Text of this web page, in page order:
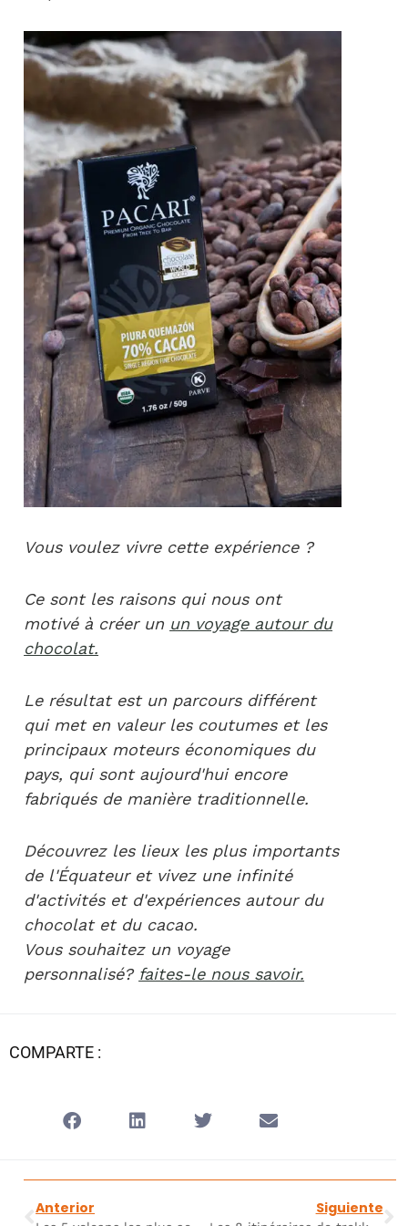
Vous voulez vivre cette expérience ?
Ce sont les raisons qui nous ont
motivé à créer un un voyage autour du
chocolat.
Le résultat est un parcours différent
qui met en valeur les coutumes et les
principaux moteurs économiques du
pays, qui sont aujourd'hui encore
fabriqués de manière traditionnelle.
Découvrez les lieux les plus importants
de l'Équateur et vivez une infinité
d'activités et d'expériences autour du
chocolat et du cacao.
Vous souhaitez un voyage
personnalisé? faites-le nous savoir.
COMPARTE :
Anterior Siguiente